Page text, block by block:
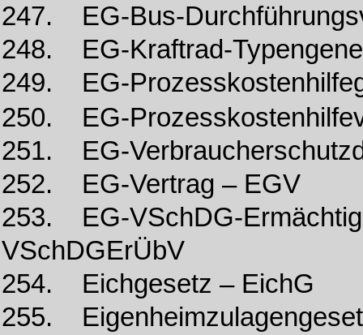
247. EG-Bus-
248. EG-Kraftrad-
249. EG-
250. EG-
251. EG-
252. EG-Vertrag – EGV
253. EG-VSchDG-
VSchDGErÜbV
254. Eichgesetz – EichG
255.